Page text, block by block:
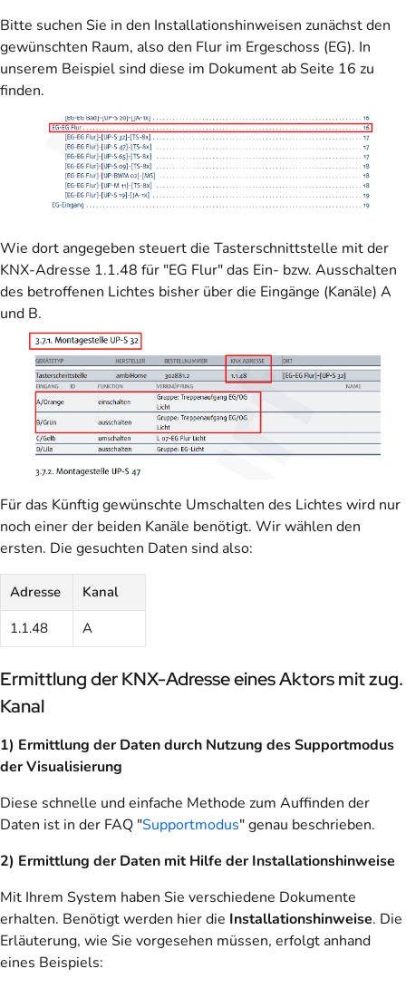
Bitte suchen Sie in den Installationshinweisen zunächst den
gewünschten Raum, also den Flur im Ergeschoss (EG). In
unserem Beispiel sind diese im Dokument ab Seite 16 zu
finden.
Wie dort angegeben steuert die Tasterschnittstelle mit der
KNX-Adresse 1.1.48 für "EG Flur" das Ein- bzw. Ausschalten
des betroffenen Lichtes bisher über die Eingänge (Kanäle) A
und B.
Für das Künftig gewünschte Umschalten des Lichtes wird nur
noch einer der beiden Kanäle benötigt. Wir wählen den
ersten. Die gesuchten Daten sind also:
Adresse
Kanal
1.1.48
A
Ermittlung der KNX-Adresse eines Aktors mit zug.
Kanal
1) Ermittlung der Daten durch Nutzung des Supportmodus
der Visualisierung
Diese schnelle und einfache Methode zum Auffinden der
Daten ist in der FAQ "Supportmodus" genau beschrieben.
2) Ermittlung der Daten mit Hilfe der Installationshinweise
Mit Ihrem System haben Sie verschiedene Dokumente
erhalten. Benötigt werden hier die Installationshinweise. Die
Erläuterung, wie Sie vorgesehen müssen, erfolgt anhand
eines Beispiels: